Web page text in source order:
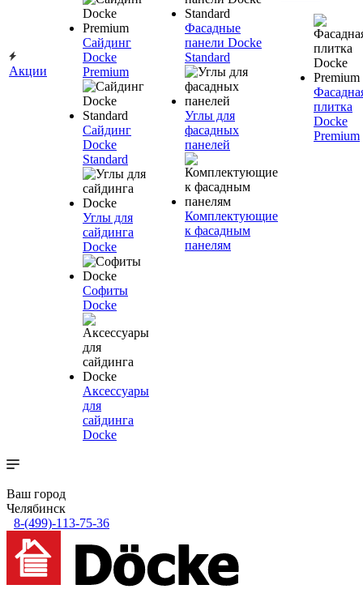
Акции
Сайдинг
Docke
Premium
Сайдинг
Docke
Standard
Углы для
сайдинга
Docke
Софиты
Docke
Аксессуары
для
сайдинга
Docke
Фасадные
панели Docke
Standard
Углы для
фасадных
панелей
Комплектующие
к фасадным
панелям
плитка
Docke
Premium
Ваш город
Челябинск
8-(499)-113-75-36